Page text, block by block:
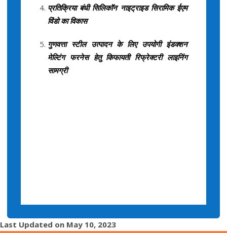
प्रतिक्रिया बंधी सिलिकॉन नाइट्राइड सिरामिक ईएम
विंडो का विकास
गुणवत्ता स्टील उत्पादन के लिए उपयोगी इंडक्शन
मेल्टिंग फरनेस हेतु किफायती रिफ्रेक्टरी लाइनिंग
सामग्री
Last Updated on May 10, 2023